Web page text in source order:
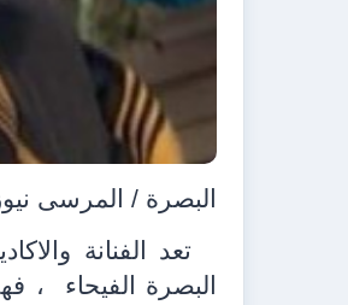
البصرة / المرسى
تعد الفنانة
البصرة الفيحاء
،